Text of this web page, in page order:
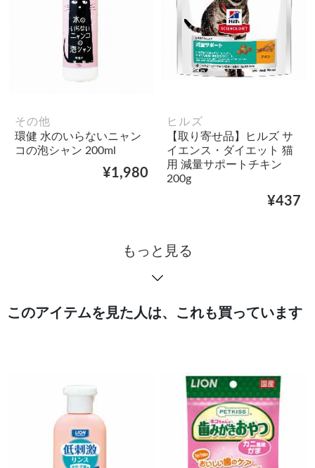
その他
環健 水のいらないニャン
コの泡シャン 200ml
¥1,980
ヒルズ
【取り寄せ品】ヒルズ サ
イエンス・ダイエット 猫
用 減量サポートチキン
200g
¥437
もっと見る
このアイテムを見た人は、これも買っています